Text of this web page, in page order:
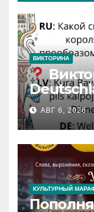
ВИКТОРИНА
№46
Замок
АВГ 6, 2026
КУЛЬТУРНЫЙ